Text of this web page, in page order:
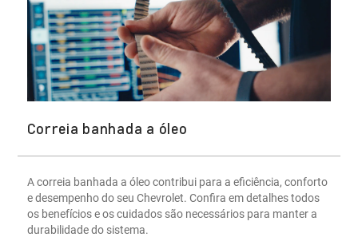
Correia banhada a óleo
A correia banhada a óleo contribui para a eficiência, conforto
e desempenho do seu Chevrolet. Confira em detalhes todos
os benefícios e os cuidados são necessários para manter a
durabilidade do sistema.